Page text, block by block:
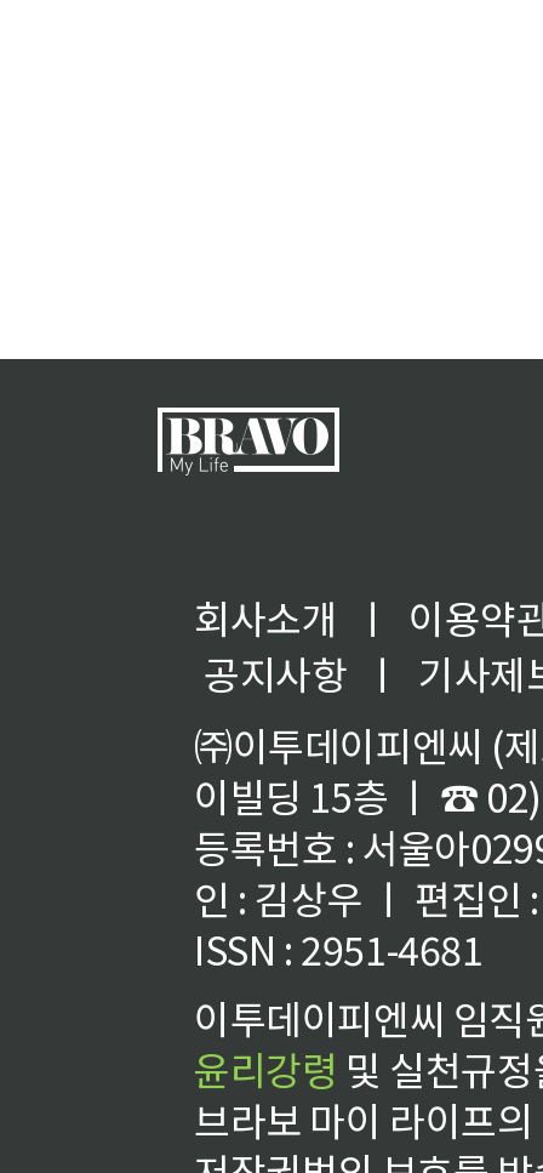
회사소개 ㅣ
이용약
공지사항
ㅣ
기사제
㈜이투데이피엔씨 (
이빌딩 15층 ㅣ ☎
등록번호 : 서울아
인 : 김상우 ㅣ 편집인
ISSN : 2951-4681
이투데이피엔씨 임
윤리강령 및 실천규
브라보 마이 라이프